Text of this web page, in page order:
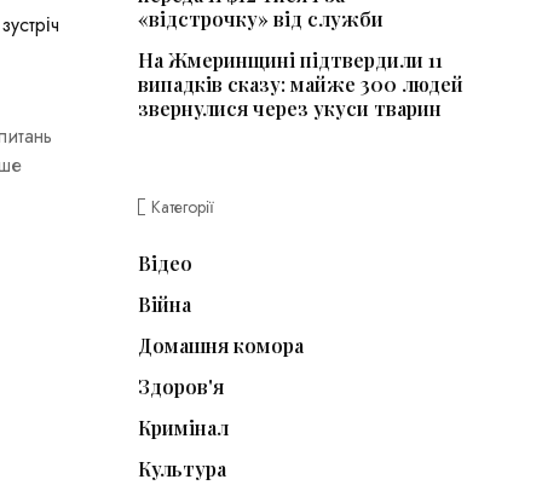
«відстрочку» від служби
На Жмеринщині підтвердили 11
випадків сказу: майже 300 людей
звернулися через укуси тварин
Категорії
Відео
Війна
Домашня комора
Здоров'я
Кримінал
Культура